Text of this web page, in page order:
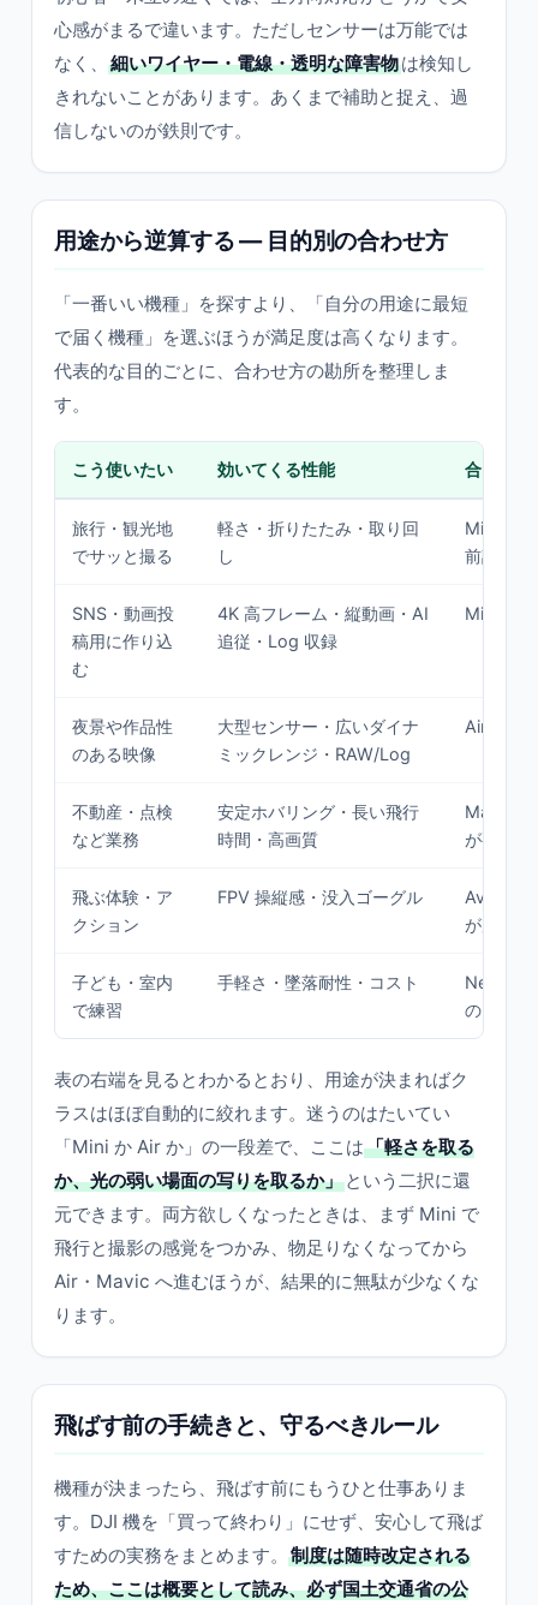
心感がまるで違います。ただしセンサーは万能では
なく、
細いワイヤー・電線・透明な障害物は検知し
きれないことがあります。あくまで補助と捉え、過
信しないのが鉄則です。
用途から逆算する — 目的別の合わせ方
「一番いい機種」を探すより、「自分の用途に最短
で届く機種」を選ぶほうが満足度は高くなります。
代表的な目的ごとに、合わせ方の勘所を整理しま
す。
こう使いたい 効いてくる性能 合いやす
旅行・観光地
でサッと撮る
軽さ・折りたたみ・取り回
し
Mini（飛
前調査が
SNS・動画投
稿用に作り込
む
4K 高フレーム・縦動画・AI
追従・Log 収録
Mini 上
夜景や作品性
のある映像
大型センサー・広いダイナ
ミックレンジ・RAW/Log
Air〜
不動産・点検
など業務
安定ホバリング・長い飛行
時間・高画質
Mavic（
が要るケ
飛ぶ体験・ア
クション
FPV 操縦感・没入ゴーグル
Avata 系
が別物）
子ども・室内
で練習
手軽さ・墜落耐性・コスト
Neo や
のトイ機
表の右端を見るとわかるとおり、用途が決まればク
ラスはほぼ自動的に絞れます。迷うのはたいてい
「Mini か Air か」の一段差で、ここは「軽さを取る
か、光の弱い場面の写りを取るか」 という二択に還
元できます。両方欲しくなったときは、まず Mini で
飛行と撮影の感覚をつかみ、物足りなくなってから
Air・Mavic へ進むほうが、結果的に無駄が少なくな
ります。
飛ばす前の手続きと、守るべきルール
機種が決まったら、飛ばす前にもうひと仕事ありま
す。DJI 機を「買って終わり」にせず、安心して飛ば
すための実務をまとめます。
制度は随時改定される
ため、ここは概要として読み、必ず国土交通省の公